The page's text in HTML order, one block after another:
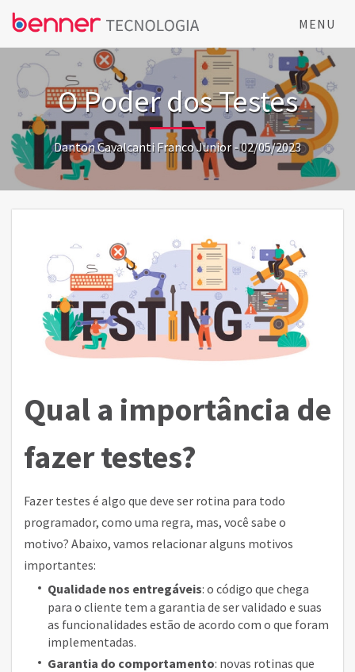
MENU
O Poder dos Testes
Danton Cavalcanti Franco Junior - 02/05/2023
Qual a importância de
fazer testes?
Fazer testes é algo que deve ser rotina para todo
programador, como uma regra, mas, você sabe o
motivo? Abaixo, vamos relacionar alguns motivos
importantes:
Qualidade nos entregáveis: o código que chega
para o cliente tem a garantia de ser validado e suas
as funcionalidades estão de acordo com o que foram
implementadas.
Garantia do comportamento: novas rotinas que